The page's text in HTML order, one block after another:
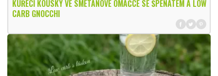
KUŘECÍ KOUSKY VE SMETANOVÉ OMÁČCE SE ŠPENÁTEM A LOW
CARB GNOCCHI